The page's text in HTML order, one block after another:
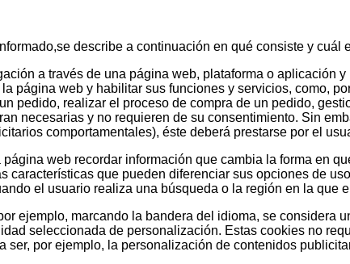
describe a continuación en qué consiste y cuál
a través de una página web, plataforma o aplicación
página web y habilitar sus funciones y servicios, como,
pedido, realizar el proceso de compra de un pedido,
necesarias y no requieren de su consentimiento. Sin
comportamentales), éste deberá prestarse por el
web recordar información que cambia la forma en
características que pueden diferenciar sus opciones de
el usuario realiza una búsqueda o la región en la que
ejemplo, marcando la bandera del idioma, se considera
seleccionada de personalización. Estas cookies no
por ejemplo, la personalización de contenidos